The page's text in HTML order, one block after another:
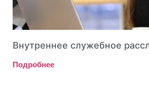
Внутреннее служебное
Подробнее